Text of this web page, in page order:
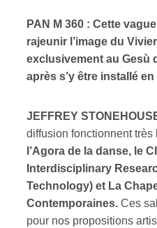
PAN M 360 : Cette
rajeunir l’image du
exclusivement au Gesù
après s’y être installé en
JEFFREY
diffusion fonctionnent très
l’Agora de la danse, le
Interdisciplinary
Technology) et La
Contemporaines. Ces
pour nos propositions